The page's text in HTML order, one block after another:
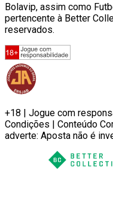
Bolavip, assim como
pertencente à Better
reservados.
+18 | Jogue com
Condições | Conteúdo
adverte: Aposta não é